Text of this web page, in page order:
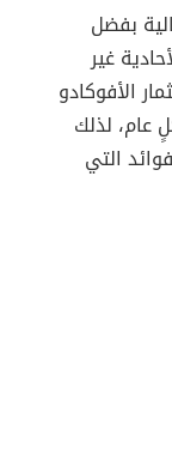
بفضل
غير
الأفوكادو
عام، لذلك
التي